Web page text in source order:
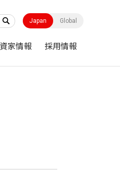
Japan Global
家情報 採用情報